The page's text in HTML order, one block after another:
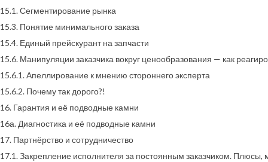
15.1. Сегментирование рынка
15.3. Понятие минимального заказа
15.4. Единый прейскурант на запчасти
15.6. Манипуляции заказчика вокруг ценообразования — как
15.6.1. Апеллирование к мнению стороннего эксперта
15.6.2. Почему так дорого?!
16. Гарантия и её подводные камни
16а. Диагностика и её подводные камни
17. Партнёрство и сотрудничество
17.1. Закрепление исполнителя за постоянным заказчиком.